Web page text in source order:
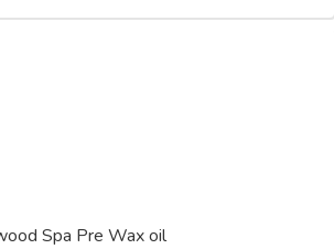
Spa Pre Wax oil